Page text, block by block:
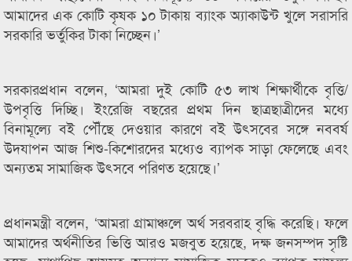
আমাদের এক কোটি কৃষক ১০ টাকায় ব্যাংক অ্যাকাউন্ট খুলে সরাসরি
সরকারি ভর্তুকির টাকা নিচ্ছেন।’
সরকারপ্রধান বলেন, ‘আমরা দুই কোটি ৫৩ লাখ শিক্ষার্থীকে বৃত্তি/
উপবৃত্তি দিচ্ছি। ইংরেজি বছরের প্রথম দিন ছাত্রছাত্রীদের মধ্যে
বিনামূল্যে বই পৌঁছে দেওয়ার কারণে বই উৎসবের সঙ্গে নববর্ষ
উদযাপন আজ শিশু-কিশোরদের মধ্যেও ব্যাপক সাড়া ফেলেছে এবং
অন্যতম সামাজিক উৎসবে পরিণত হয়েছে।’
প্রধানমন্ত্রী বলেন, ‘আমরা গ্রামাঞ্চলে অর্থ সরবরাহ বৃদ্ধি করেছি। ফলে
আমাদের অর্থনীতির ভিত্তি আরও মজবুত হয়েছে, দক্ষ জনসম্পদ সৃষ্টি